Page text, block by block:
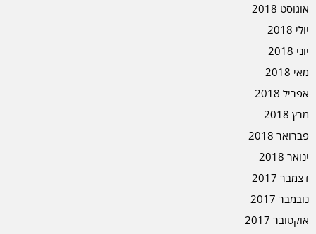
אוגוסט 2018
יולי 2018
יוני 2018
מאי 2018
אפריל 2018
מרץ 2018
פברואר 2018
ינואר 2018
דצמבר 2017
נובמבר 2017
אוקטובר 2017